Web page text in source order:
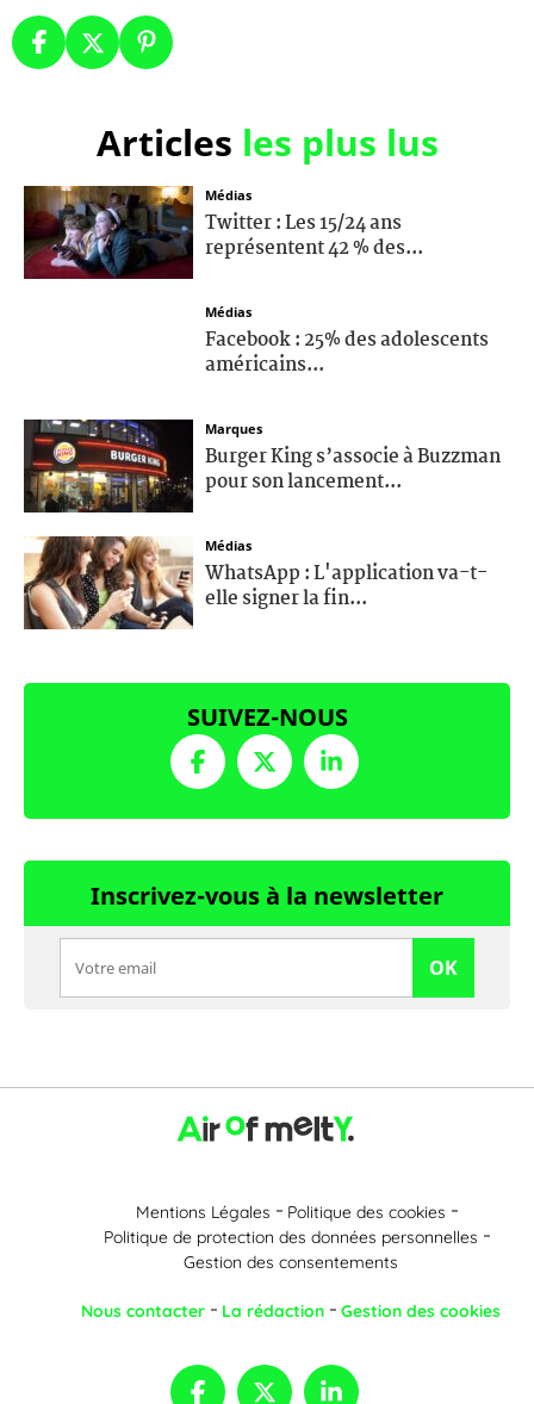
Articles les plus lus
Médias
Twitter : Les 15/24 ans
représentent 42 % des...
Médias
Facebook : 25% des adolescents
américains...
Marques
Burger King s’associe à Buzzman
pour son lancement...
Médias
WhatsApp : L'application va-t-
elle signer la fin...
SUIVEZ-NOUS
Inscrivez-vous à la newsletter
OK
Mentions Légales
Politique des cookies
Politique de protection des données personnelles
Gestion des consentements
Nous contacter La rédaction Gestion des cookies